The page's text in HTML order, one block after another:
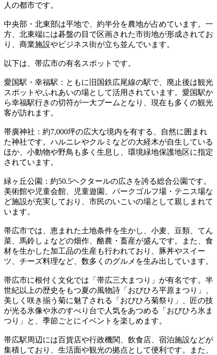
人の都市です。
中央部・北東部は平地で、約半分を農地が占めています。一
方、北東端には碁盤の目で区画された市街地が形成されてお
り、商業施設やビジネス街が立ち並んでいます。
以下は、帯広市の有名スポットです。
愛国駅・幸福駅：ともに旧国鉄広尾線の駅で、廃止後は観光
スポットやふれあいの場として活用されています。愛国駅か
ら幸福駅行きの切符が一大ブームとなり、現在も多くの観光
客が訪れます。
帯廣神社：約7,000坪の広大な境内を有する、自然に囲まれ
た神社です。ハルニレやクルミなどの大経木が自生している
ほか、小動物や野鳥も多く生息し、環境緑地保護地区に指定
されています。
緑ヶ丘公園：約50.5ヘクタールの広さを誇る総合公園です。
美術館や児童会館、児童遊園、パークゴルフ場・テニス場な
ど施設が充実しており、市民のいこいの場として親しまれて
います。
帯広市では、恵まれた土地条件を生かし、小麦、豆類、てん
菜、馬鈴しょなどの畑作、酪農・畜産が盛んです。また、食
材を生かした加工品の生産も行われており、豚丼やスイー
ツ、チーズ料理など、数多くのグルメを生み出しています。
帯広市に根付く文化では「帯広三大まつり」が有名です。半
世紀以上の歴史をもつ夏の風物詩「おびひろ平原まつり」、
美しく咲き揃う菊に魅了される「おびひろ菊祭り」、匠の技
が光る氷像や氷のすべり台で人気をあつめる「おびひろ氷ま
つり」と、季節ごとにイベントを楽しめます。
帯広駅周辺には百貨店や行政機関、飲食店、宿泊施設などが
集積しており、生活面や観光の拠点として便利です。また、